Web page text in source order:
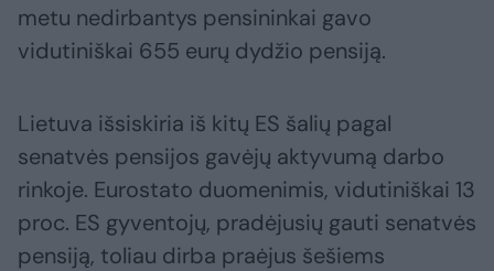
metu nedirbantys pensininkai gavo
vidutiniškai 655 eurų dydžio pensiją.
Lietuva išsiskiria iš kitų ES šalių pagal
senatvės pensijos gavėjų aktyvumą darbo
rinkoje. Eurostato duomenimis, vidutiniškai 13
proc. ES gyventojų, pradėjusių gauti senatvės
pensiją, toliau dirba praėjus šešiems